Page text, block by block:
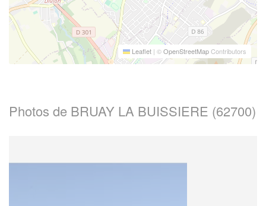
Leaflet | ©OpenStreetMapContributors
Photos de BRUAY LA BUISSIERE (62700)